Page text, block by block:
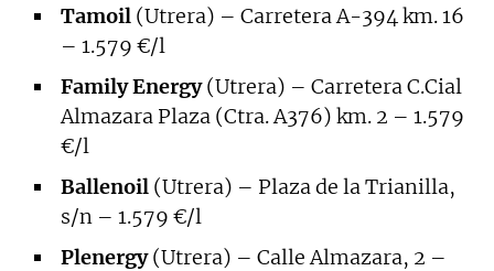
Tamoil (Utrera) – Carretera A-394 km. 16
– 1.579 €/l
Family Energy(Utrera) – Carretera C.Cial
Almazara Plaza (Ctra. A376) km. 2 – 1.579
€/l
Ballenoil (Utrera) – Plaza de la Trianilla,
s/n – 1.579 €/l
Plenergy(Utrera) – Calle Almazara, 2 –